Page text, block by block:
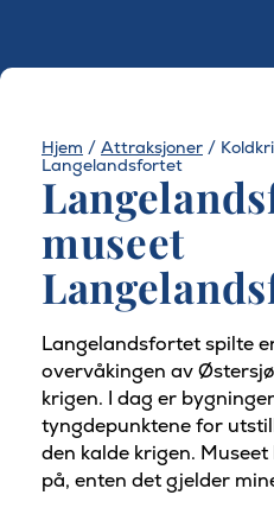
Hjem / Attraksjoner /
Langelandsfortet
museet
Langelandsfortet spilte
overvåkingen av
krigen. I dag er
tyngdepunktene for
den kalde krigen.
på, enten det gjelder